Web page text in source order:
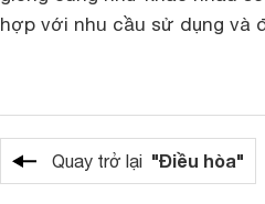
hợp với nhu cầu sử dụng và
Quay trở lại "Điều hòa"